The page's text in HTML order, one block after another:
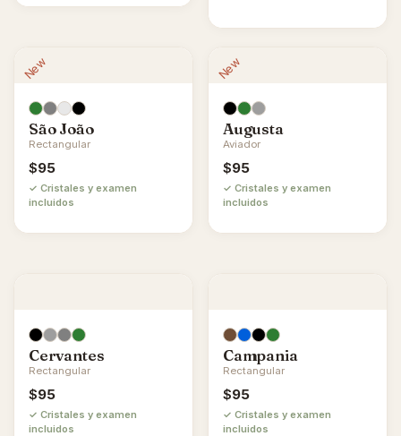
New
São João
Rectangular
$95
✓ Cristales y examen
incluidos
New
Augusta
Aviador
$95
✓ Cristales y examen
incluidos
Cervantes
Rectangular
$95
✓ Cristales y examen
incluidos
Campania
Rectangular
$95
✓ Cristales y examen
incluidos